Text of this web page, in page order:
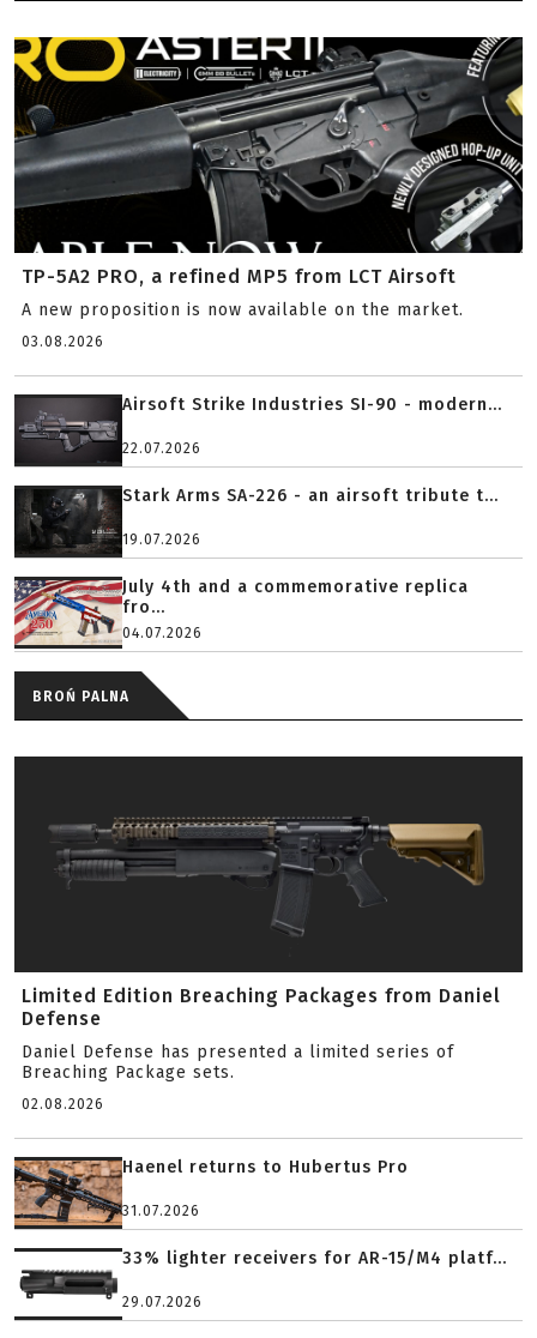
TP-5A2 PRO, a refined MP5 from LCT Airsoft
A new proposition is now available on the market.
03.08.2026
Airsoft Strike Industries SI-90 - modern...
22.07.2026
Stark Arms SA-226 - an airsoft tribute t...
19.07.2026
July 4th and a commemorative replica
fro...
04.07.2026
BROŃ PALNA
Limited Edition Breaching Packages from Daniel
Defense
Daniel Defense has presented a limited series of
Breaching Package sets.
02.08.2026
Haenel returns to Hubertus Pro
31.07.2026
33% lighter receivers for AR-15/M4 platf...
29.07.2026